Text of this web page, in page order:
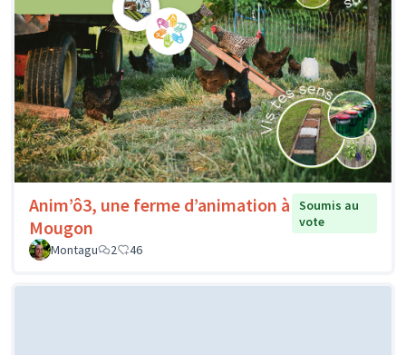
Anim’ô3, une ferme d’animation à
Mougon
Soumis au
vote
Montagu
2 46